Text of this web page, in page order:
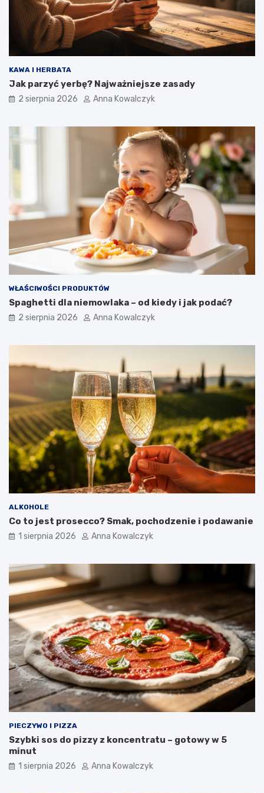
KAWA I HERBATA
Jak parzyć yerbę? Najważniejsze zasady
2 sierpnia 2026 Anna Kowalczyk
WŁAŚCIWOŚCI PRODUKTÓW
Spaghetti dla niemowlaka – od kiedy i jak podać?
2 sierpnia 2026 Anna Kowalczyk
ALKOHOLE
Co to jest prosecco? Smak, pochodzenie i podawanie
1 sierpnia 2026 Anna Kowalczyk
PIECZYWO I PIZZA
Szybki sos do pizzy z koncentratu – gotowy w 5
minut
1 sierpnia 2026 Anna Kowalczyk